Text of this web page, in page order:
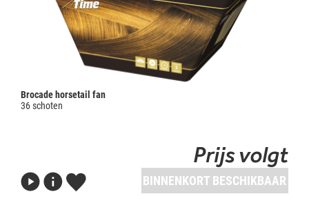
Brocade horsetail fan
36 schoten
Prijs volgt
BINNENKORT BESCHIKBAAR